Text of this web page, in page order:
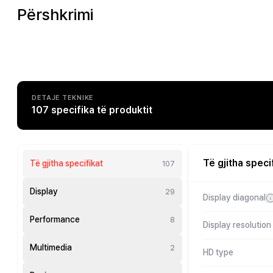
Përshkrimi
DETAJE TEKNIKE
107 specifika të produktit
Të gjitha specifikat 107
Display 29
Performance 8
Multimedia 2
Të gjitha
Display diagonal
Display resolution
HD type